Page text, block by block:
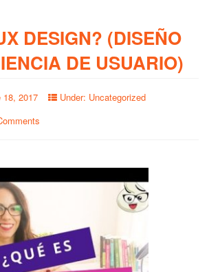
DESIGN? (DISEÑO
DE USUARIO)
18, 2017 Under: Uncategorized